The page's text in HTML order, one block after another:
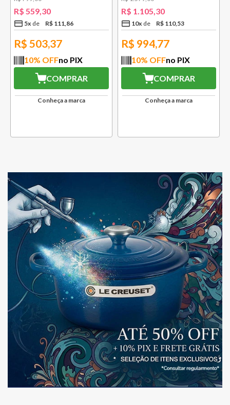
R$ 559,30
5x R$ 111,86
R$ 503,37
10% OFFno PIX
COMPRAR
Conheça a marca
R$ 1.105,30
10x R$ 110,53
R$ 994,77
10% OFFno PIX
COMPRAR
Conheça a marca